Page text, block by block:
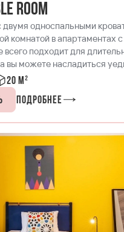
Room
односпальными
комнатой в апартаментах
подходит для
вы можете насладиться
пообщаться с другом в
20 м²
Подробнее